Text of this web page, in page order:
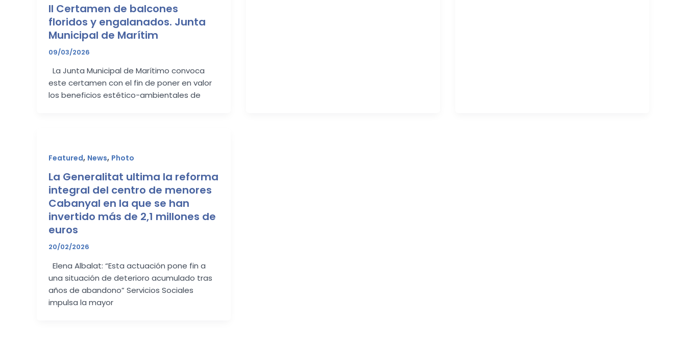
II Certamen de balcones
floridos y engalanados. Junta
Municipal de Marítim
09/03/2026
La Junta Municipal de Marítimo convoca
este certamen con el fin de poner en valor
los beneficios estético-ambientales de
Featured, News, Photo
La Generalitat ultima la reforma
integral del centro de menores
Cabanyal en la que se han
invertido más de 2,1 millones de
euros
20/02/2026
Elena Albalat: “Esta actuación pone fin a
una situación de deterioro acumulado tras
años de abandono” Servicios Sociales
impulsa la mayor